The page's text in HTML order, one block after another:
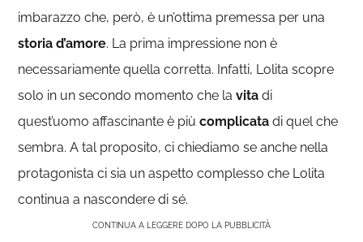
imbarazzo che, però, è un’ottima premessa per una
storia d’amore. La prima impressione non è
necessariamente quella corretta. Infatti, Lolita scopre
solo in un secondo momento che lavita di
quest’uomo affascinante è piùcomplicata di quel che
sembra. A tal proposito, ci chiediamo se anche nella
protagonista ci sia un aspetto complesso che Lolita
continua a nascondere di sé.
CONTINUA A LEGGERE DOPO LA PUBBLICITÀ